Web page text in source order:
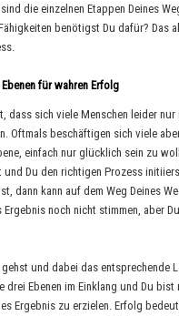
die einzelnen Etappen Deines
benötigst Du dafür? Das
für wahren Erfolg
dass sich viele Menschen leider nur
Oftmals beschäftigen sich viele
einfach nur glücklich sein zu
und Du den richtigen Prozess
dann kann auf dem Weg Deines
noch nicht stimmen, aber
gehst und dabei das entsprechende
Ebenen im Einklang und Du bist
Ergebnis zu erzielen. Erfolg